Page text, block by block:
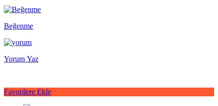
Beğenme
Yorum Yaz
Favorilere Ekle